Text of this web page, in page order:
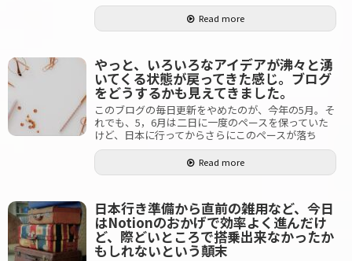
Read more
やっと、いろいろなアイデアが沸々と湧
いてくる状態が戻ってきた感じ。ブログ
をどうするかも見えてきました。
このブログの毎日更新をやめたのが、今年の5月。そ
れでも、5，6月は二日に一度のペースを保っていた
けど、日本に行ってからさらにこのペースが落ち
Read more
日本行き準備から直前の雑用など、今日
はNotionのおかげで効率よく進んだけ
ど、際どいところで搭乗出来なかったか
もしれないという顛末